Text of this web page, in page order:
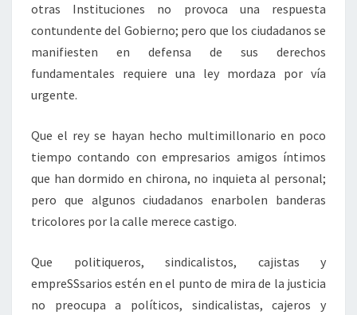
otras Instituciones no provoca una respuesta
contundente del Gobierno; pero que los ciudadanos se
manifiesten en defensa de sus derechos
fundamentales requiere una ley mordaza por vía
urgente.
Que el rey se hayan hecho multimillonario en poco
tiempo contando con empresarios amigos íntimos
que han dormido en chirona, no inquieta al personal;
pero que algunos ciudadanos enarbolen banderas
tricolores por la calle merece castigo.
Que politiqueros, sindicalistos, cajistas y
empreSSsarios estén en el punto de mira de la justicia
no preocupa a políticos, sindicalistas, cajeros y